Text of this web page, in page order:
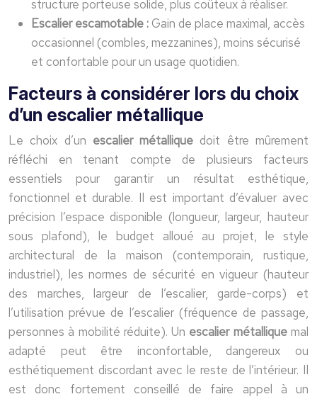
structure porteuse solide, plus coûteux à réaliser.
Escalier escamotable : Gain de place maximal, accès
occasionnel (combles, mezzanines), moins sécurisé
et confortable pour un usage quotidien.
Facteurs à considérer lors du choix
d’un escalier métallique
Le choix d’un escalier métallique doit être mûrement
réfléchi en tenant compte de plusieurs facteurs
essentiels pour garantir un résultat esthétique,
fonctionnel et durable. Il est important d’évaluer avec
précision l’espace disponible (longueur, largeur, hauteur
sous plafond), le budget alloué au projet, le style
architectural de la maison (contemporain, rustique,
industriel), les normes de sécurité en vigueur (hauteur
des marches, largeur de l’escalier, garde-corps) et
l’utilisation prévue de l’escalier (fréquence de passage,
personnes à mobilité réduite). Un escalier métalliquemal
adapté peut être inconfortable, dangereux ou
esthétiquement discordant avec le reste de l’intérieur. Il
est donc fortement conseillé de faire appel à un